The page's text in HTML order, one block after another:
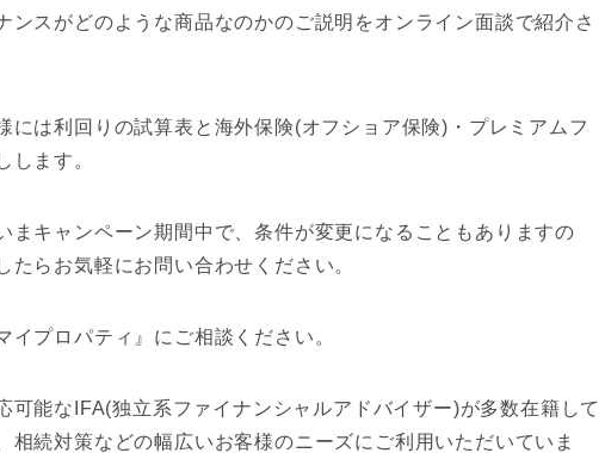
ンスがどのような商品なのかのご説明をオンライン面談で紹介さ
には利回りの試算表と海外保険(オフショア保険)・プレミアムフ
します。
まキャンペーン期間中で、条件が変更になることもありますの
たらお気軽にお問い合わせください。
イプロパティ』にご相談ください。
可能なIFA(独立系ファイナンシャルアドバイザー)が多数在籍して
相続対策などの幅広いお客様のニーズにご利用いただいていま